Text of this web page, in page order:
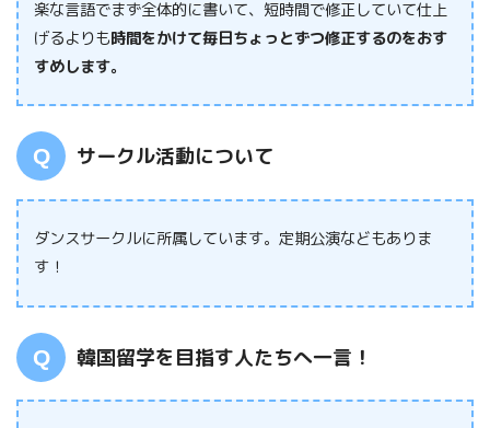
楽な言語でまず全体的に書いて、短時間で修正していて仕上
げるよりも時間をかけて毎日ちょっとずつ修正するのをおす
すめします。
サークル活動について
ダンスサークルに所属しています。定期公演などもありま
す！
韓国留学を目指す人たちへ一言！